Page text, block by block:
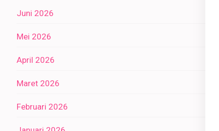
Juni 2026
Mei 2026
April 2026
Maret 2026
Februari 2026